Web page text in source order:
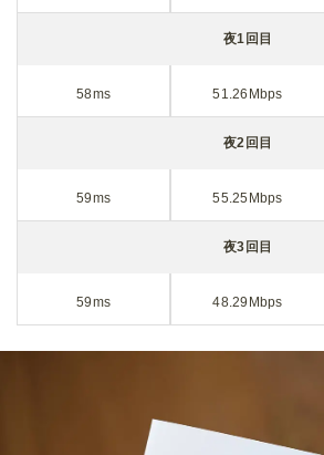
夜1回目
58ms 51.26Mbps
夜2回目
59ms 55.25Mbps
夜3回目
59ms 48.29Mbps